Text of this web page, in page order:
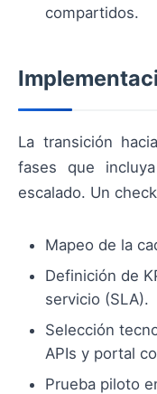
compartidos.
La transición
fases que
escalado. Un
Mapeo de la
Definición de
servicio (SLA).
Selección
APIs y portal
Prueba piloto